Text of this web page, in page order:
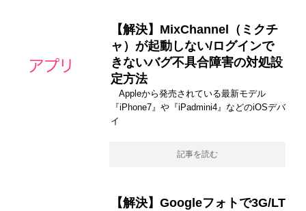
【解決】MixChannel（ミクチ
ャ）が起動しない/ログインで
きないバグ不具合障害の対処設
定方法
Appleから発売されている最新モデル
『iPhone7』や『iPadmini4』などのiOSデバ
イ
記事を読む
【解決】Googleフォトで3G/LT